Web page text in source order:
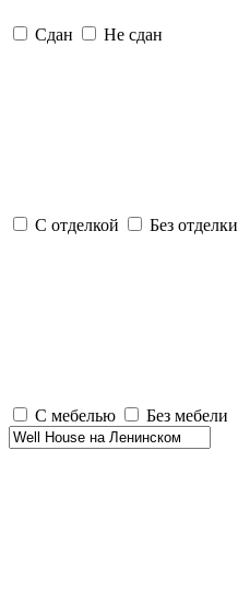
Сдан Не сдан
С отделкой Без отделки
С мебелью Без мебели